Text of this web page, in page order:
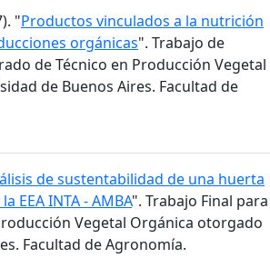
"Productos vinculados a la nutrición
orgánicas". Trabajo de
de Técnico en Producción Vegetal
de Buenos Aires. Facultad de
de sustentabilidad de una huerta
EEA INTA - AMBA". Trabajo Final para
Vegetal Orgánica otorgado
Facultad de Agronomía.